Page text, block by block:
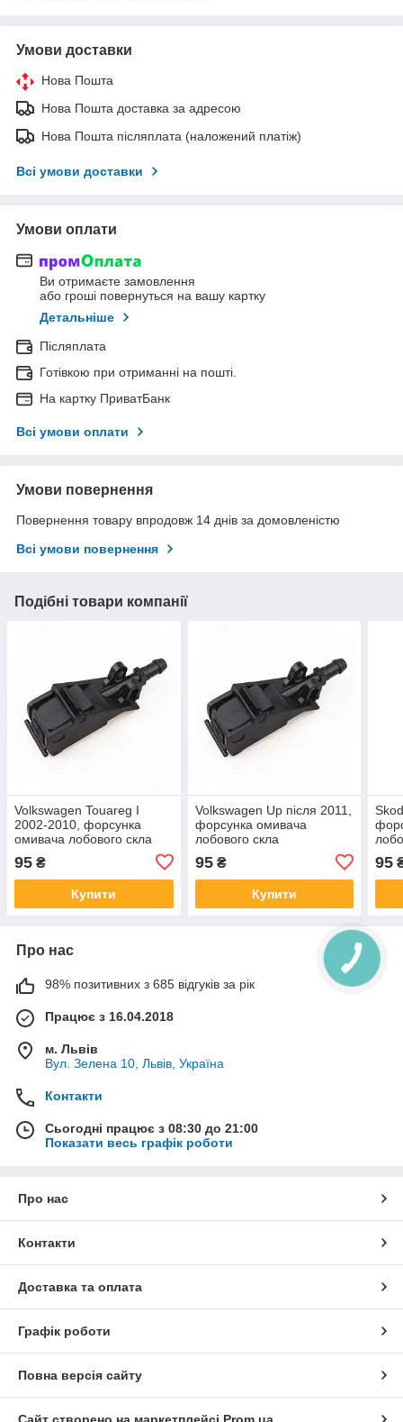
Умови доставки
Нова Пошта
Нова Пошта доставка за адресою
Нова Пошта післяплата (наложений платіж)
Всі умови доставки
Умови оплати
Ви отримаєте замовлення
або гроші повернуться на вашу картку
Детальніше
Післяплата
Готівкою при отриманні на пошті.
На картку ПриватБанк
Всі умови оплати
Умови повернення
Повернення товару впродовж 14 днів за домовленістю
Всі умови повернення
Подібні товари компанії
Volkswagen Touareg I
2002-2010, форсунка
омивача лобового скла
95 ₴
Купити
Volkswagen Up після 2011,
форсунка омивача
лобового скла
95₴
Купити
95
Про нас
98% позитивних з 685 відгуків за рік
Працює з 16.04.2018
м. Львів
Вул. Зелена 10, Львів, Україна
Контакти
Сьогодні працює з 08:30 до 21:00
Показати весь графік роботи
Про нас
Контакти
Доставка та оплата
Графік роботи
Повна версія сайту